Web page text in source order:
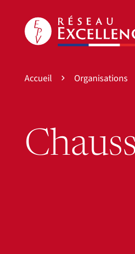
Accueil Organisations